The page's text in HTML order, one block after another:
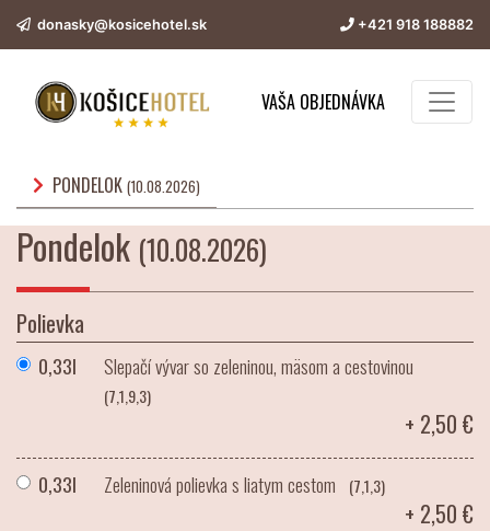
donasky@kosicehotel.sk +421 918 188882
VAŠA OBJEDNÁVKA
PONDELOK (10.08.2026)
Pondelok (10.08.2026)
Polievka
0,33l Slepačí vývar so zeleninou, mäsom a cestovinou
(7,1,9,3)
+ 2,50 €
0,33l Zeleninová polievka s liatym cestom (7,1,3)
+ 2,50 €